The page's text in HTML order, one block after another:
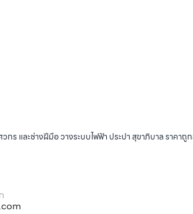
และช่างฝีมือ วางระบบไฟฟ้า ประปา สุขาภิบาล ราคาถู